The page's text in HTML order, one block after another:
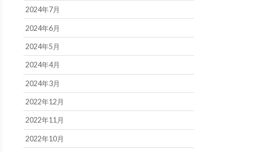
2024年7月
2024年6月
2024年5月
2024年4月
2024年3月
2022年12月
2022年11月
2022年10月